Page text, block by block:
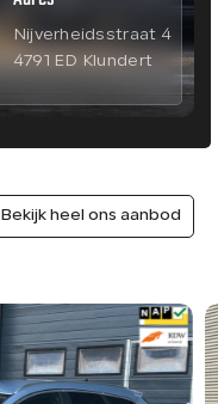
Nijverheidsstraat 4
4791 ED Klundert
Bekijk heel ons aanbod